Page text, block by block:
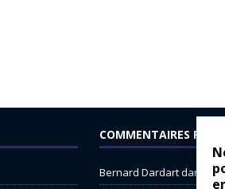
COMMENTAIRES
Bernard Dardartdans